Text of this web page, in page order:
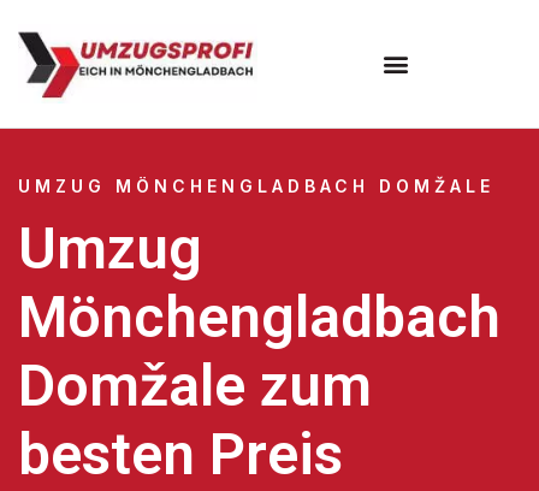
UMZUG MÖNCHENGLADBACH DOMŽALE
Umzug
Mönchengladbach
Domžale zum
besten Preis